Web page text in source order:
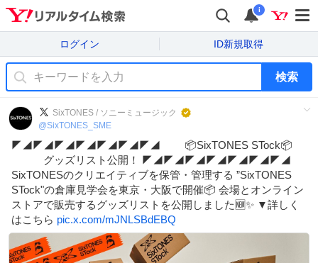
i
ログイン ID新規取得
検索
SixTONES / ソニーミュージック
@SixTONES_SME
◤◢◤◢◤◢◤◢◤◢◤◢◤◢ 📦SixTONES STock📦
グッズリスト公開！ ◤◢◤◢◤◢◤◢◤◢◤◢◤◢
SixTONESのクリエイティブを保管・管理する ”SixTONES
STock"の倉庫見学会を東京・大阪で開催📦 会場とオンライン
ストアで販売するグッズリストを公開しました🆕✨ ▼詳しく
はこちら pic.x.com/mJNLSBdEBQ